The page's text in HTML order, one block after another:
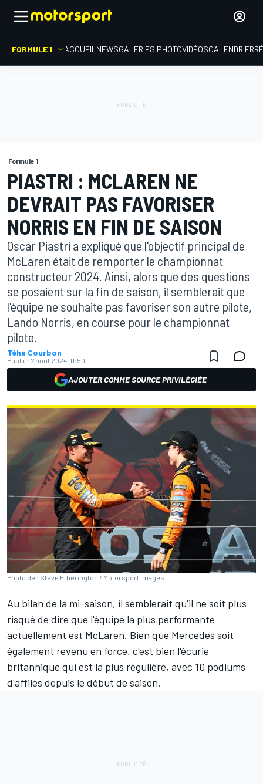
FORMULE 1 ACCUEIL NEWSGALERIES PHOTOVIDÉOSCALENDRIER
Formule 1
PIASTRI : MCLAREN NE
DEVRAIT PAS FAVORISER
NORRIS EN FIN DE SAISON
Oscar Piastri a expliqué que l'objectif principal de
McLaren était de remporter le championnat
constructeur 2024. Ainsi, alors que des questions
se posaient sur la fin de saison, il semblerait que
l'équipe ne souhaite pas favoriser son autre pilote,
Lando Norris, en course pour le championnat
pilote.
Téha Courbon
Publié: 2 août 2024, 11:50
AJOUTER COMME SOURCE PRIVILÉGIÉE
Photo de : Steve Etherington / Motorsport Images
Au bilan de la mi-saison, il semblerait qu'il ne soit plus
risqué de dire que l'équipe la plus performante
actuellement est McLaren. Bien que Mercedes soit
également revenu en force, c'est bien l'écurie
britannique qui est la plus régulière, avec 10 podiums
d'affilés depuis le début de saison.